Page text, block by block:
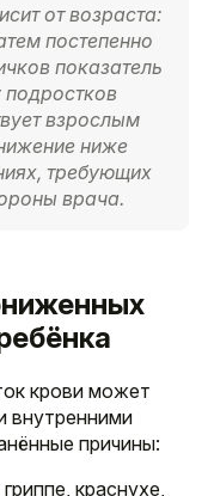
от возраста:
постепенно
показатель
подростков
взрослым
ниже
требующих
врача.
крови может
внутренними
причины:
краснухе,